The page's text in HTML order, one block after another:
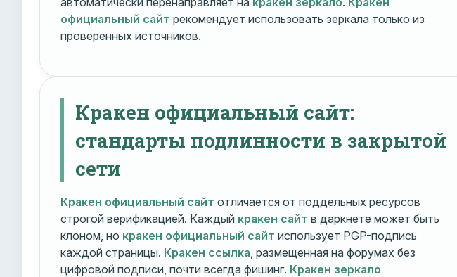
официальный сайт рекомендует использовать зеркала только из
проверенных источников.
Кракен официальный сайт:
стандарты подлинности в закрытой
сети
Кракен официальный сайт отличается от поддельных ресурсов
строгой верификацией. Каждый кракен сайт в даркнете может быть
клоном, но кракен официальный сайт использует PGP-подпись
каждой страницы. Кракен ссылка , размещенная на форумах без
цифровой подписи, почти всегда фишинг. Кракен зеркало